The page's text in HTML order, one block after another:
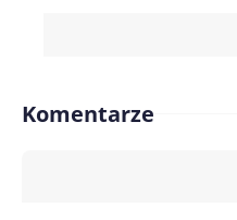
Komentarze